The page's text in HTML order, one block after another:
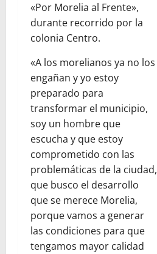
«Por Morelia al Frente»,
durante recorrido por la
colonia Centro.
«A los morelianos ya no los
engañan y yo estoy
preparado para
transformar el municipio,
soy un hombre que
escucha y que estoy
comprometido con las
problemáticas de la ciudad,
que busco el desarrollo
que se merece Morelia,
porque vamos a generar
las condiciones para que
tengamos mayor calidad